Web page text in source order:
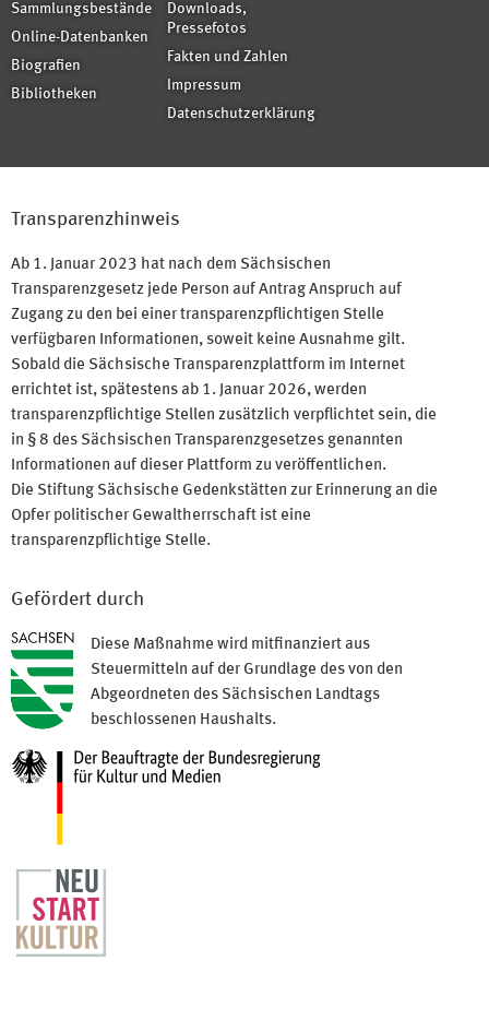
Sammlungsbestände
Online-Datenbanken
Biografien
Bibliotheken
Downloads,
Pressefotos
Fakten und Zahlen
Impressum
Datenschutzerklärung
Transparenzhinweis
Ab 1. Januar 2023 hat nach dem Sächsischen
Transparenzgesetz jede Person auf Antrag Anspruch auf
Zugang zu den bei einer transparenzpflichtigen Stelle
verfügbaren Informationen, soweit keine Ausnahme gilt.
Sobald die Sächsische Transparenzplattform im Internet
errichtet ist, spätestens ab 1. Januar 2026, werden
transparenzpflichtige Stellen zusätzlich verpflichtet sein, die
in § 8 des Sächsischen Transparenzgesetzes genannten
Informationen auf dieser Plattform zu veröffentlichen.
Die Stiftung Sächsische Gedenkstätten zur Erinnerung an die
Opfer politischer Gewaltherrschaft ist eine
transparenzpflichtige Stelle.
Gefördert durch
Diese Maßnahme wird mitfinanziert aus
Steuermitteln auf der Grundlage des von den
Abgeordneten des Sächsischen Landtags
beschlossenen Haushalts.